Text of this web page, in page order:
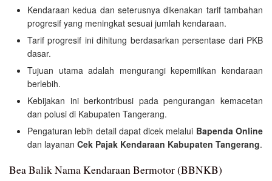
Kendaraan kedua dan seterusnya dikenakan tarif tambahan
progresif yang meningkat sesuai jumlah kendaraan.
Tarif progresif ini dihitung berdasarkan persentase dari PKB
dasar.
Tujuan utama adalah mengurangi kepemilikan kendaraan
berlebih.
Kebijakan ini berkontribusi pada pengurangan kemacetan
dan polusi di Kabupaten Tangerang.
Pengaturan lebih detail dapat dicek melalui Bapenda Online
dan layanan Cek Pajak Kendaraan Kabupaten Tangerang.
Bea Balik Nama Kendaraan Bermotor (BBNKB)